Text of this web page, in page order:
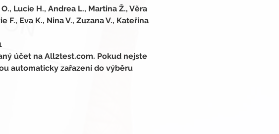
Lucie H., Andrea L., Martina Ž., Věra
F., Eva K., Nina V., Zuzana V., Kateřina
účet na All2test.com. Pokud nejste
automaticky zařazení do výběru